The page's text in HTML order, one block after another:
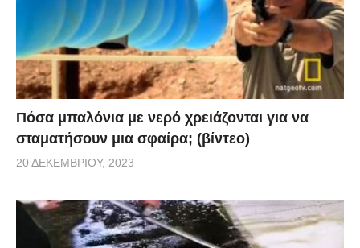
Πόσα μπαλόνια με νερό χρειάζονται για να
σταματήσουν μια σφαίρα; (βίντεο)
20 ΔΕΚΕΜΒΡΊΟΥ, 2023